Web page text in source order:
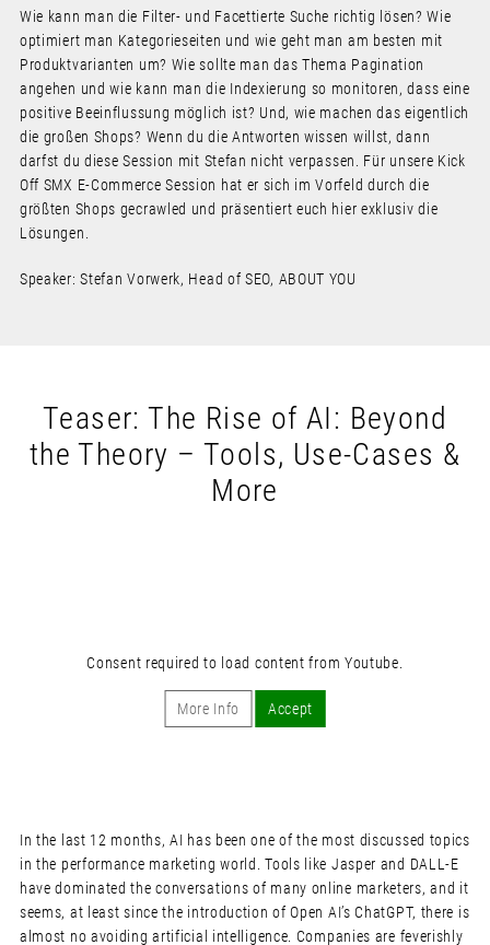
Wie kann man die Filter- und Facettierte Suche richtig lösen? Wie
optimiert man Kategorieseiten und wie geht man am besten mit
Produktvarianten um? Wie sollte man das Thema Pagination
angehen und wie kann man die Indexierung so monitoren, dass eine
positive Beeinflussung möglich ist? Und, wie machen das eigentlich
die großen Shops? Wenn du die Antworten wissen willst, dann
darfst du diese Session mit Stefan nicht verpassen. Für unsere Kick
Off SMX E-Commerce Session hat er sich im Vorfeld durch die
größten Shops gecrawled und präsentiert euch hier exklusiv die
Lösungen.
Speaker: Stefan Vorwerk, Head of SEO, ABOUT YOU
Teaser: The Rise of AI: Beyond
the Theory – Tools, Use-Cases &
More
Consent required to load content from Youtube.
More Info Accept
In the last 12 months, AI has been one of the most discussed topics
in the performance marketing world. Tools like Jasper and DALL-E
have dominated the conversations of many online marketers, and it
seems, at least since the introduction of Open AI’s ChatGPT, there is
almost no avoiding artificial intelligence. Companies are feverishly